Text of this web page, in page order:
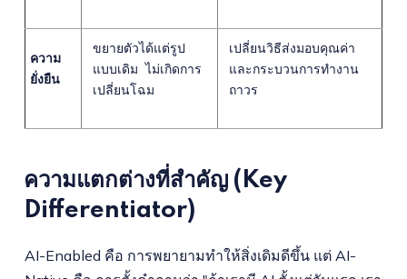
ความ
ยั่งยืน
ขยายตัวได้แต่รูป
แบบเดิม ไม่เกิดการ
เปลี่ยนโฉม
เปลี่ยนวิธีส่งมอบคุณค่า
และกระบวนการทำงาน
ถาวร
ความแตกต่างที่สำคัญ (Key
Differentiator)
AI-Enabled คือ การพยายามทำให้สิ่งเดิมดีขึ้น แต่ AI-